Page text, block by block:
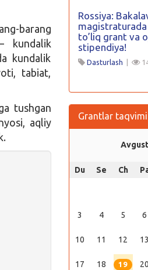
barang
kundalik
kundalik
tabiat,
tushgan
aqliy
Rossiya:
magistraturada
to’liq grant va
stipendiya!
Dasturlash
Grantlar taqvimi
Du Se Ch
3 4 5 6
10 11 12 13
17 18 19 20